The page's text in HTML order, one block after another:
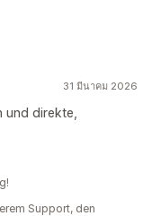
31 มีนาคม 2026
und direkte,
Support, den